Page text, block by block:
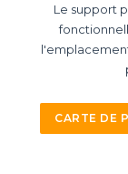
Le support
CARTE DE